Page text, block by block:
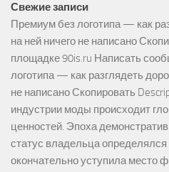
Свежие записи
Премиум без логотипа — как
на ней ничего не написано
площадке 90is.ru Написать
логотипа — как разглядеть
не написано Скопировать
индустрии моды происходит
ценностей. Эпоха
статус владельца определялся
окончательно уступила место